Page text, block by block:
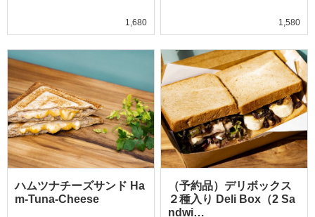
1,680 1,580
ハムツナチーズサンド Ha
m-Tuna-Cheese
（予約品）デリボックス
２種入り Deli Box（2 Sa
ndwi…